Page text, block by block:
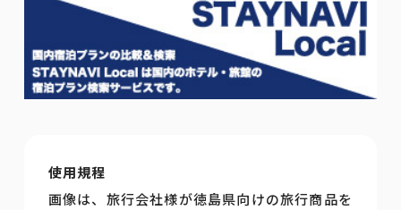
使用規程
画像は、旅行会社様が徳島県向けの旅行商品を